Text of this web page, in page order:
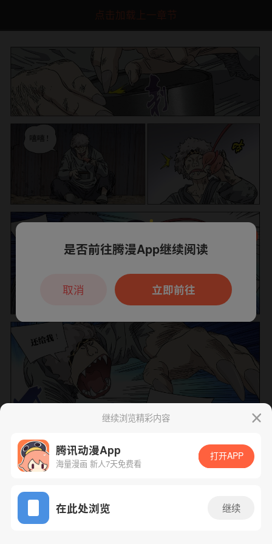
点击加载上一章节
App免费看
下一话
继续浏览精彩内容
腾讯动漫App
海量漫画 新人7天免费看
打开APP
在此处浏览 继续
本章节仅支持App阅读，可打开App新用
户7天免费看
是否前往腾漫App继续阅读
立即前往
取消